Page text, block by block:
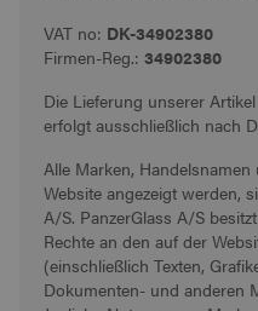
VAT no: DK-34902380
Firmen-Reg.: 34902380
Die Lieferung unserer Artikel
erfolgt ausschließlich nach
Alle Marken,
Website angezeigt werden,
A/S. PanzerGlass A/S
Rechte an den auf der
(einschließlich Texten,
Dokumenten- und anderen